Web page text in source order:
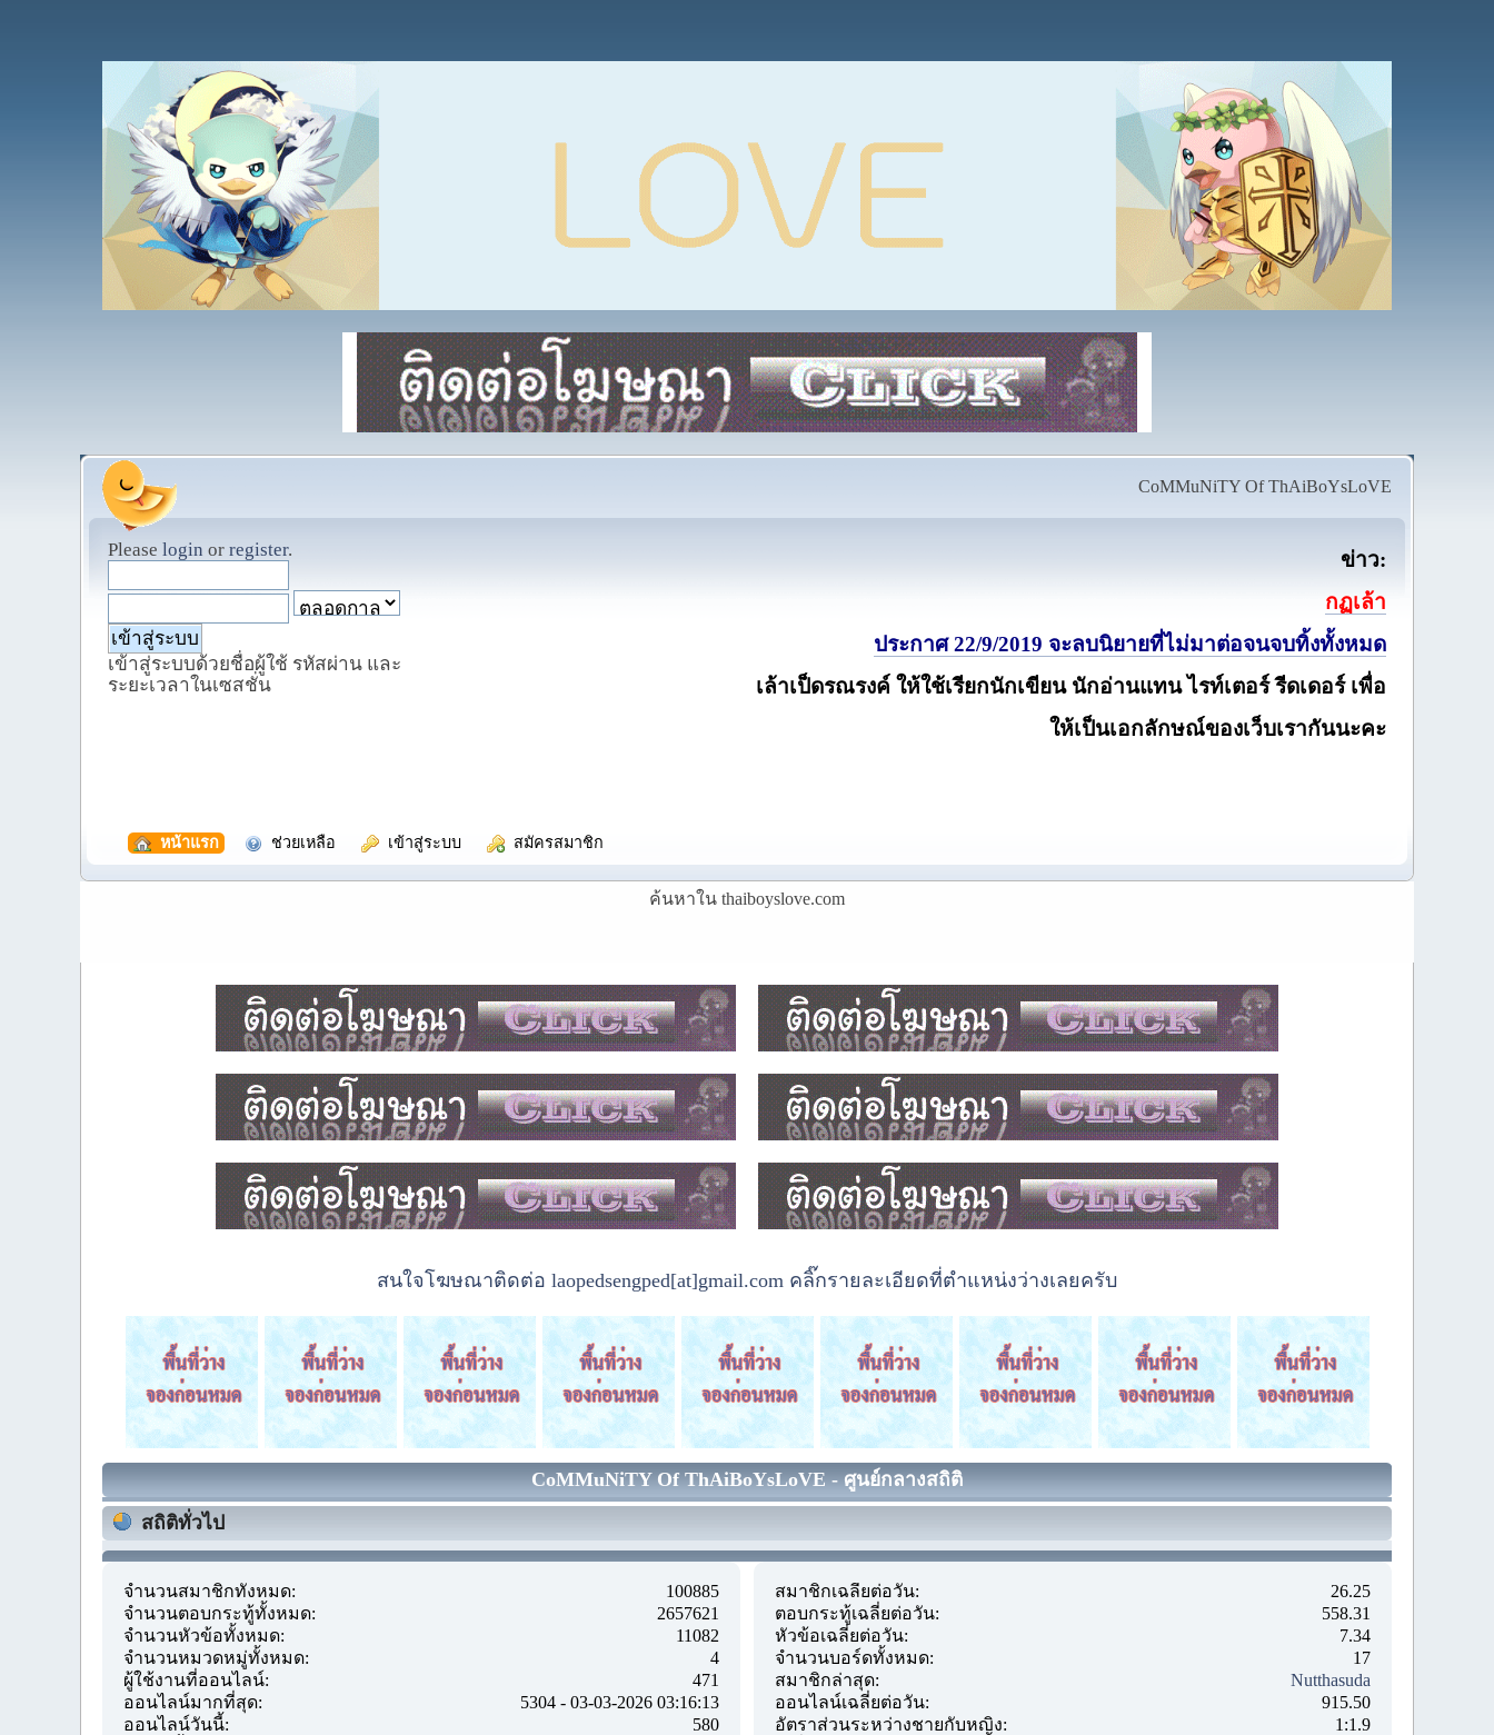
CoMMuNiTY Of ThAiBoYsLoVE
Please login or register.
เข้าสู่ระบบด้วยชื่อผู้ใช้ รหัสผ่าน และ
ระยะเวลาในเซสชั่น
ข่าว:
กฏเล้า
ประกาศ 22/9/2019 จะลบนิยายที่ไม่มาต่อจนจบทิ้งทั้งหมด
เล้าเป็ดรณรงค์ ให้ใช้เรียกนักเขียน นักอ่านแทน ไรท์เตอร์ รีดเดอร์ เพื่อ
ให้เป็นเอกลักษณ์ของเว็บเรากันนะคะ
หน้าแรก ช่วยเหลือ เข้าสู่ระบบ สมัครสมาชิก
ค้นหาใน thaiboyslove.com
สนใจโฆษณาติดต่อ laopedsengped[at]gmail.com คลิ๊กรายละเอียดที่ตำแหน่งว่างเลยครับ
CoMMuNiTY Of ThAiBoYsLoVE - ศูนย์กลางสถิติ
สถิติทั่วไป
จำนวนสมาชิกทั้งหมด:
100885
จำนวนตอบกระทู้ทั้งหมด:
2657621
จำนวนหัวข้อทั้งหมด:
11082
จำนวนหมวดหมู่ทั้งหมด:
4
ผู้ใช้งานที่ออนไลน์:
471
ออนไลน์มากที่สุด:
5304 - 03-03-2026 03:16:13
ออนไลน์วันนี้:
580
สมาชิกเฉลี่ยต่อวัน:
26.25
ตอบกระทู้เฉลี่ยต่อวัน:
558.31
หัวข้อเฉลี่ยต่อวัน:
7.34
จำนวนบอร์ดทั้งหมด:
17
สมาชิกล่าสุด:
Nutthasuda
ออนไลน์เฉลี่ยต่อวัน:
915.50
อัตราส่วนระหว่างชายกับหญิง:
1:1.9